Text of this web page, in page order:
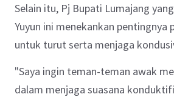
Selain itu, Pj Bupati Lumajang
Yuyun ini menekankan pentingnya
untuk turut serta menjaga
"Saya ingin teman-teman awak
dalam menjaga suasana